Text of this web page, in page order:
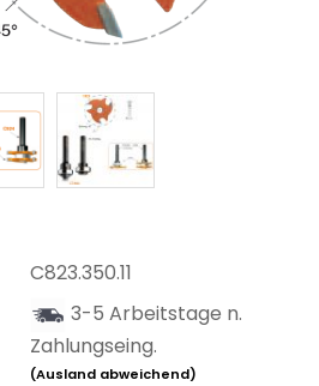
C823.350.11
3-5 Arbeitstage n.
Zahlungseing.
(Ausland abweichend)